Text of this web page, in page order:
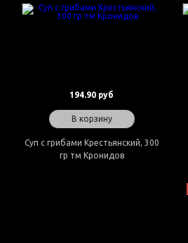
194.90 руб
В корзину
Суп с грибами Крестьянский, 300
гр тм Кронидов